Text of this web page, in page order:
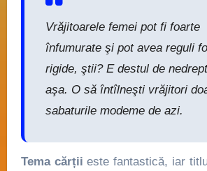
Vrăjitoarele femei pot fi foarte
înfumurate şi pot avea reguli
rigide, ştii? E destul de
aşa. O să întîlneşti vrăjitori
sabaturile modeme de azi.
Tema cărții este fantastică, iar